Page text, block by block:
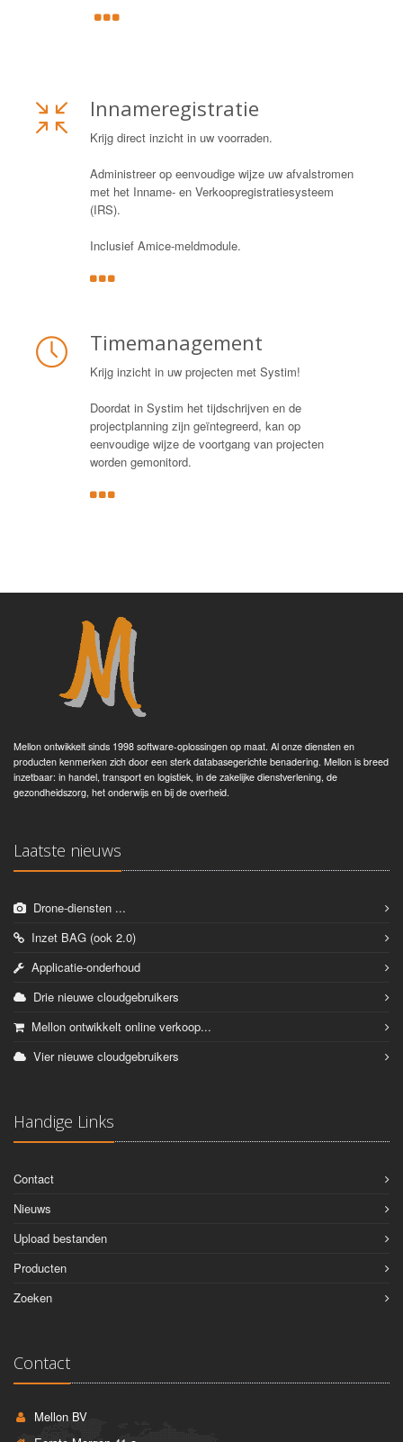
Innameregistratie
Krijg direct inzicht in uw voorraden.
Administreer op eenvoudige wijze uw afvalstromen
met het Inname- en Verkoopregistratiesysteem
(IRS).
Inclusief Amice-meldmodule.
Timemanagement
Krijg inzicht in uw projecten met Systim!
Doordat in Systim het tijdschrijven en de
projectplanning zijn geïntegreerd, kan op
eenvoudige wijze de voortgang van projecten
worden gemonitord.
Mellon ontwikkelt sinds 1998 software-oplossingen op maat. Al onze diensten en
producten kenmerken zich door een sterk databasegerichte benadering. Mellon is breed
inzetbaar: in handel, transport en logistiek, in de zakelijke dienstverlening, de
gezondheidszorg, het onderwijs en bij de overheid.
Laatste nieuws
Drone-diensten ...
Inzet BAG (ook 2.0)
Applicatie-onderhoud
Drie nieuwe cloudgebruikers
Mellon ontwikkelt online verkoop...
Vier nieuwe cloudgebruikers
Handige Links
Contact
Nieuws
Upload bestanden
Producten
Zoeken
Contact
Mellon BV